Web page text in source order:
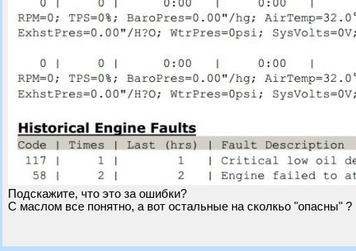
Подскажите, что это за ошибки?
С маслом все понятно, а вот остальные на сколкьо "опасны" ?